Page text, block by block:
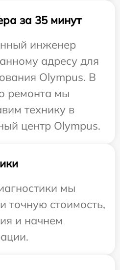
за 35 минут
инженер
адресу для
Olympus. В
ремонта мы
технику в
центр Olympus.
мы
точную стоимость,
и начнем